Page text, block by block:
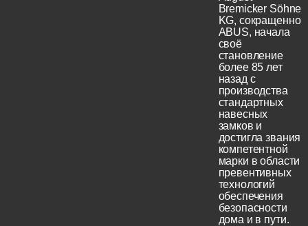
Bremicker Söhne
KG, сокращенно
ABUS, начала
своё
становление
более 85 лет
назад с
производства
стандартных
навесных
замков и
достигла звания
компетентной
марки в области
превентивных
технологий
обеспечения
безопасности
дома и в пути.